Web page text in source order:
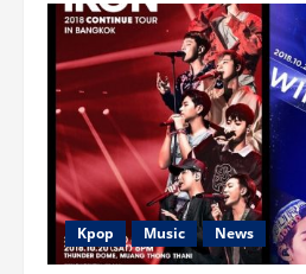
คอนเสิร์ต
“คอ
นทิ
นิ
ว
ทัวร์”
และ
“เอ
ฟรี่
แวร์
ทัวร์”
จ่อ
SOLD
OUT!
โฟร์
วัน
Kpop Music News